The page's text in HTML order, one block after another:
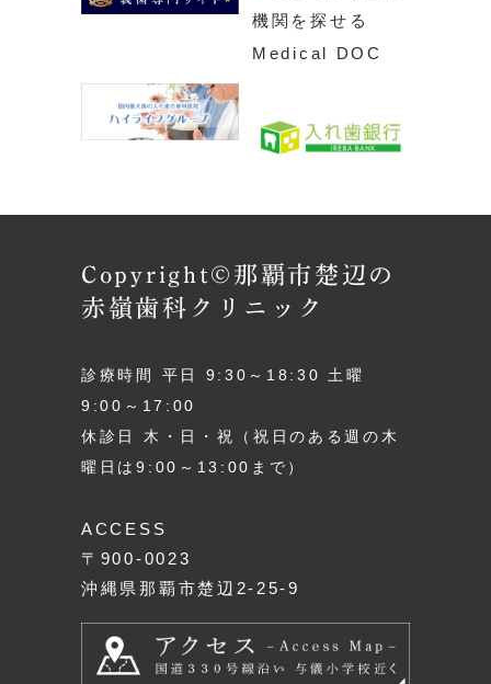
Copyright©那覇市楚辺の
赤嶺歯科クリニック
診療時間 平日 9:30～18:30 土曜
9:00～17:00
休診日 木・日・祝（祝日のある週の木
曜日は9:00～13:00まで）
ACCESS
〒900-0023
沖縄県那覇市楚辺2-25-9